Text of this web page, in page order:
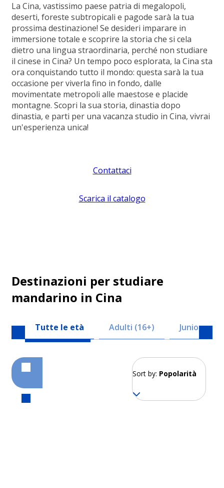
La Cina, vastissimo paese patria di megalopoli,
deserti, foreste subtropicali e pagode sarà la tua
prossima destinazione! Se desideri imparare in
immersione totale e scoprire la storia che si cela
dietro una lingua straordinaria, perché non studiare
il cinese in Cina? Un tempo poco esplorata, la Cina sta
ora conquistando tutto il mondo: questa sarà la tua
occasione per viverla fino in fondo, dalle
movimentate metropoli alle maestose e placide
montagne. Scopri la sua storia, dinastia dopo
dinastia, e parti per una vacanza studio in Cina, vivrai
un'esperienza unica!
Contattaci
Scarica il catalogo
Destinazioni per studiare
mandarino in Cina
Tutte le età Adulti (16+) Junior (8-
Sort by: Popolarità